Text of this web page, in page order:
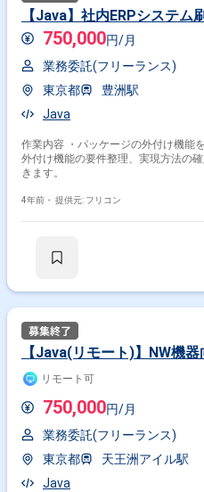
【Java】社内ERPシステム
750,000円/月
業務委託(フリーランス)
東京都
豊洲駅
Java
作業内容 ・パッケージの外付け機能を
外付け機能の要件整理、実現方法の
きます。
4年前・ 提供元: フリコン
【Java(リモート)】NW機
リモート可
750,000円/月
業務委託(フリーランス)
東京都
天王洲アイル駅
Java